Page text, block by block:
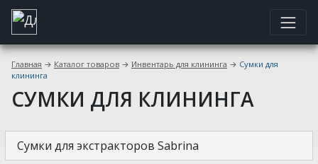
Главная → Каталог товаров → Инвентарь для клининга → Сумки для
клининга
СУМКИ ДЛЯ КЛИНИНГА
Сумки для экстракторов Sabrina